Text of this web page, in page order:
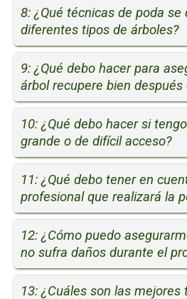
8: ¿Qué técnicas de poda
diferentes tipos de árboles?
9: ¿Qué debo hacer para
árbol recupere bien después
10: ¿Qué debo hacer si
grande o de difícil acceso?
11: ¿Qué debo tener en
profesional que realizará la
12: ¿Cómo puedo
no sufra daños durante el
13: ¿Cuáles son las mejores